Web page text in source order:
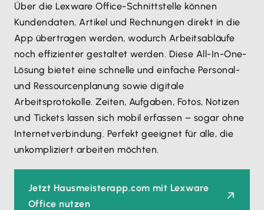
Über die Lexware Office-Schnittstelle können
Kundendaten, Artikel und Rechnungen direkt in die
App übertragen werden, wodurch Arbeitsabläufe
noch effizienter gestaltet werden. Diese All-In-One-
Lösung bietet eine schnelle und einfache Personal-
und Ressourcenplanung sowie digitale
Arbeitsprotokolle. Zeiten, Aufgaben, Fotos, Notizen
und Tickets lassen sich mobil erfassen – sogar ohne
Internetverbindung. Perfekt geeignet für alle, die
unkompliziert arbeiten möchten.
Jetzt Hausmeisterapp.com mit Lexware
Office nutzen